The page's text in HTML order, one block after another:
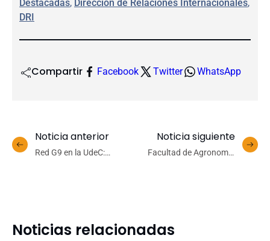
Destacadas, Dirección de Relaciones Internacionales
DRI
Compartir Facebook Twitter WhatsApp
Noticia anterior
Red G9 en la UdeC:
Noticia siguiente
Facultad de Agronomía
Noticias relacionadas